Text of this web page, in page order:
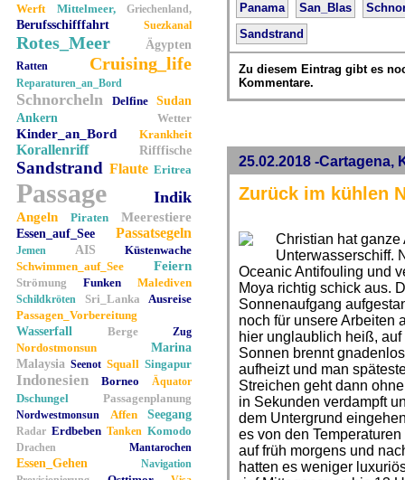
Werft
Mittelmeer, Griechenland,
Berufsschifffahrt Suezkanal
Rotes_Meer Ägypten
Ratten Cruising_life
Reparaturen_an_Bord
Schnorcheln Delfine
Sudan
Ankern
Wetter
Kinder_an_Bord Krankheit
Korallenriff Rifffische
Sandstrand Flaute Eritrea
Passage Indik
Angeln Piraten Meerestiere
Essen_auf_See Passatsegeln
Jemen AIS
Küstenwache
Schwimmen_auf_See
Feiern
Strömung Funken Malediven
Schildkröten Sri_Lanka
Ausreise
Passagen_Vorbereitung
Wasserfall
Berge Zug
Nordostmonsun
Marina
Malaysia Seenot Squall Singapur
Indonesien Borneo Äquator
Dschungel Passagenplanung
Nordwestmonsun Affen Seegang
Radar Erdbeben Tanken Komodo
Drachen Mantarochen
Essen_Gehen
Navigation
Panama San_Blas
Sandstrand
Zu diesem Eintrag gibt es
Kommentare.
25.02.2018 -Cartagena,
Zurück im kühlen
Christian hat ganze
Unterwasserschiff.
Oceanic Antifouling und
Moya richtig schick aus.
Sonnenaufgang
noch für unsere Arbeiten
hier unglaublich heiß,
Sonnen brennt
aufheizt und man
Streichen geht dann
in Sekunden verdampft
dem Untergrund
es von den
auf früh morgens und
hatten es weniger